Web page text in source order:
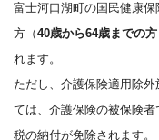
富士河口湖町の国民健康
方（40歳から64歳までの方
れます。
ただし、介護保険適用除
ては、介護保険の被保険
税の納付が免除されます。